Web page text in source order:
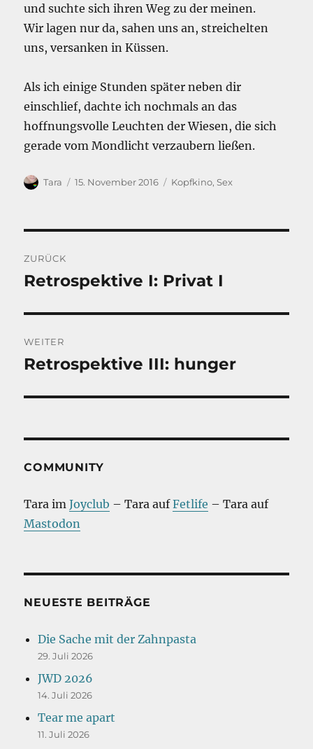
und suchte sich ihren Weg zu der meinen.
Wir lagen nur da, sahen uns an, streichelten
uns, versanken in Küssen.
Als ich einige Stunden später neben dir
einschlief, dachte ich nochmals an das
hoffnungsvolle Leuchten der Wiesen, die sich
gerade vom Mondlicht verzaubern ließen.
Autor
Tara
Veröffentlicht
15. November 2016 Kategorien
Kopfkino,Sex
ZURÜCK
Vorheriger
Retrospektive I: Privat I
WEITER
Nächster
Retrospektive III: hunger
COMMUNITY
Tara imJoyclub – Tara aufFetlife – Tara auf
Mastodon
NEUESTE BEITRÄGE
Die Sache mit der Zahnpasta
29. Juli 2026
JWD 2026
14. Juli 2026
Tear me apart
11. Juli 2026